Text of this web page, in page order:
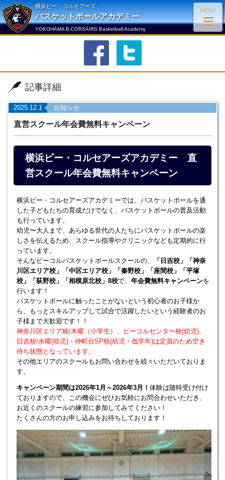
横浜ビー・コルセアーズ
バスケットボールアカデミー
YOKOHAMA B-CORSAIRS Basketball Academy
facebooktwitter
MENU
≡
記事詳細
2025.12.1 お知らせ
直営スクール年会費無料キャンペーン
横浜ビー・コルセアーズアカデミー 直
営スクール年会費無料キャンペーン
横浜ビー・コルセアーズアカデミーでは、バスケットボールを通
した子どもたちの育成だけでなく、バスケットボールの普及活動
も行っています。
幼児〜大人まで、あらゆる世代の人たちにバスケットボールの楽
しさを伝えるため、スクール指導やクリニックなども定期的に行
っています。
そんなビーコルバスケットボールスクールの、
「日吉校」「神奈
川区エリア校」「中区エリア校」「秦野校」「座間校」「平塚
校」「荻野校」「相模原北校」8校で、年会費無料キャンペーンを
行います！
バスケットボールに触ったことがないという初心者のお子様か
ら、もっとスキルアップして試合で活躍したいという経験者のお
子様まで大歓迎です！！
神奈川区エリア校/木曜（小学生）、ビーコルセンター校(幼児)、
日吉校/水曜(幼児)・仲町台SP校(幼児・低学年)は定員のため空き
待ち状態となっています。
その他エリアのスクールもお問い合わせを続々いただいておりま
す。
キャンペーン期間は2026年1月～2026年3月！体験は随時受け付け
ておりますので、この機会にぜひお気軽にお問合わせいただき、
お近くのスクールの練習に参加してみてください！
たくさんの方のお申し込みをお待ちしております！